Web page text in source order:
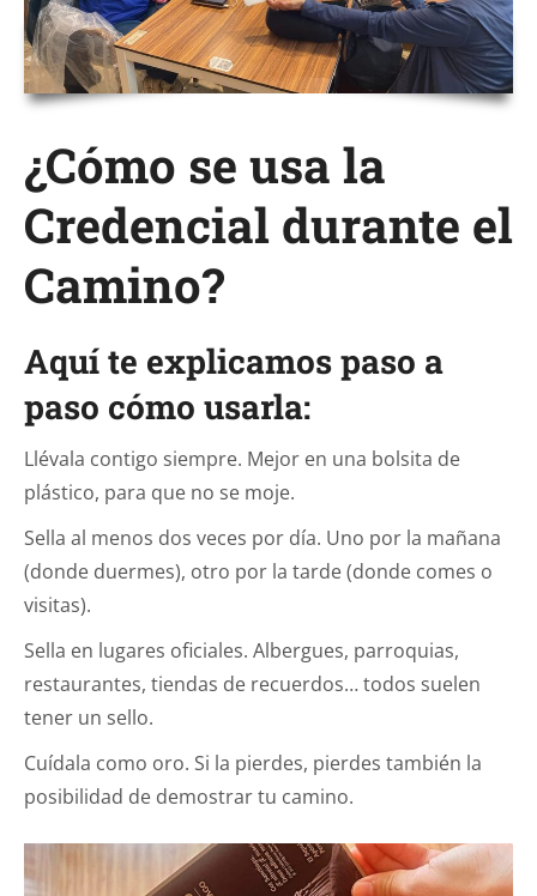
¿Cómo se usa la
Credencial durante el
Camino?
Aquí te explicamos paso a
paso cómo usarla:
Llévala contigo siempre. Mejor en una bolsita de
plástico, para que no se moje.
Sella al menos dos veces por día. Uno por la mañana
(donde duermes), otro por la tarde (donde comes o
visitas).
Sella en lugares oficiales. Albergues, parroquias,
restaurantes, tiendas de recuerdos… todos suelen
tener un sello.
Cuídala como oro. Si la pierdes, pierdes también la
posibilidad de demostrar tu camino.